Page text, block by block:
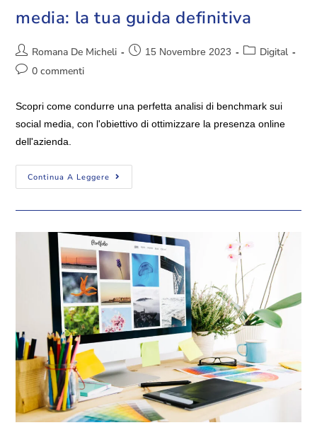
media: la tua guida definitiva
Romana De Micheli 15 Novembre 2023
Digital
0 commenti
Scopri come condurre una perfetta analisi di benchmark sui
social media, con l'obiettivo di ottimizzare la presenza online
dell'azienda.
Continua A Leggere